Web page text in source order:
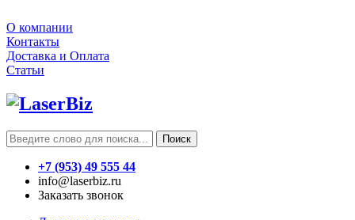
О компании
Контакты
Доставка и Оплата
Статьи
Поиск
+7 (953) 49 555 44
info@laserbiz.ru
Заказать звонок